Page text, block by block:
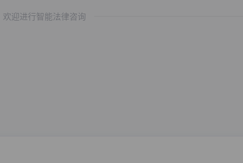
欢迎进行智能法律咨询